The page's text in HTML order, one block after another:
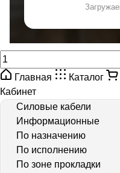
Главная
Каталог
Кабинет
Силовые кабели
Информационные
По назначению
По исполнению
По зоне прокладки